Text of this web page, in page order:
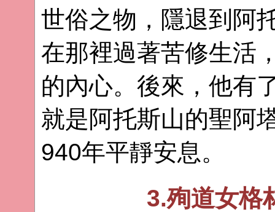
世俗之物，隱退到阿
在那裡過著苦修生活
的內心。後來，他有
就是阿托斯山的聖阿
940年平靜安息。
3.殉道女格